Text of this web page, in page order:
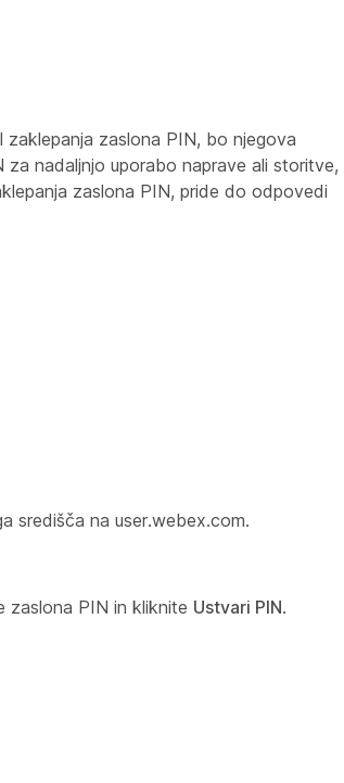
zaslona PIN, bo njegova
nadaljnjo uporabo naprave ali storitve,
zaslona PIN, pride do odpovedi
središča na user.webex.com.
PIN in kliknite Ustvari PIN.